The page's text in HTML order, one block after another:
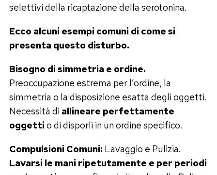
selettivi della ricaptazione della serotonina.
Ecco alcuni esempi comuni di come si
presenta questo disturbo.
Bisogno di simmetria e ordine.
Preoccupazione estrema per l’ordine, la
simmetria o la disposizione esatta degli oggetti.
Necessità diallineare perfettamente
oggettio di disporli in un ordine specifico.
Compulsioni Comuni: Lavaggio e Pulizia.
Lavarsi le mani ripetutamente e per periodi